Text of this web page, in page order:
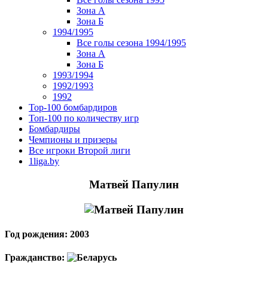
Зона А
Зона Б
1994/1995
Все голы сезона 1994/1995
Зона А
Зона Б
1993/1994
1992/1993
1992
Top-100 бомбардиров
Топ-100 по количеству игр
Бомбардиры
Чемпионы и призеры
Все игроки Второй лиги
1liga.by
Матвей Папулин
Год рождения: 2003
Гражданство: